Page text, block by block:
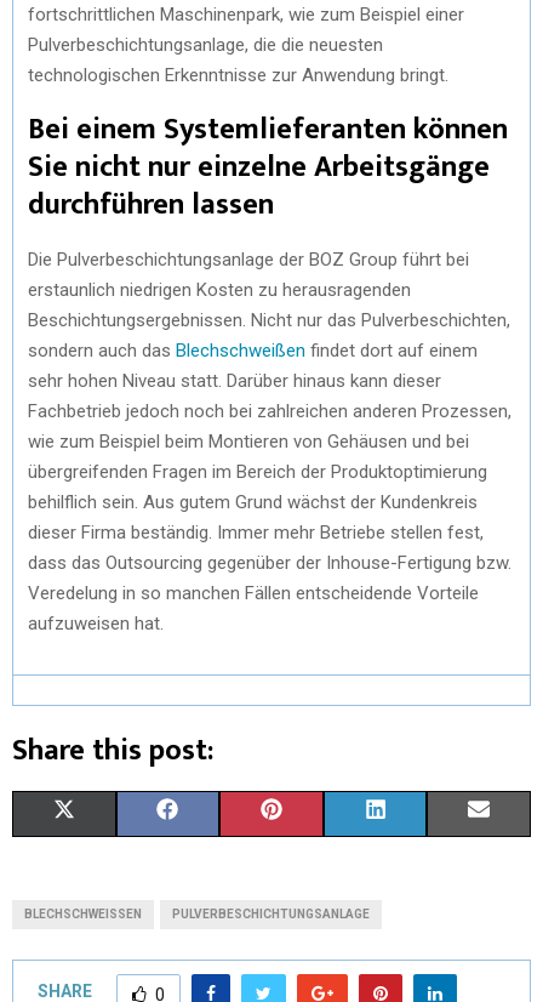
fortschrittlichen Maschinenpark, wie zum Beispiel einer
Pulverbeschichtungsanlage, die die neuesten
technologischen Erkenntnisse zur Anwendung bringt.
Bei einem Systemlieferanten können
Sie nicht nur einzelne Arbeitsgänge
durchführen lassen
Die Pulverbeschichtungsanlage der BOZ Group führt bei
erstaunlich niedrigen Kosten zu herausragenden
Beschichtungsergebnissen. Nicht nur das Pulverbeschichten,
sondern auch das Blechschweißen findet dort auf einem
sehr hohen Niveau statt. Darüber hinaus kann dieser
Fachbetrieb jedoch noch bei zahlreichen anderen Prozessen,
wie zum Beispiel beim Montieren von Gehäusen und bei
übergreifenden Fragen im Bereich der Produktoptimierung
behilflich sein. Aus gutem Grund wächst der Kundenkreis
dieser Firma beständig. Immer mehr Betriebe stellen fest,
dass das Outsourcing gegenüber der Inhouse-Fertigung bzw.
Veredelung in so manchen Fällen entscheidende Vorteile
aufzuweisen hat.
Share this post:
I
BLECHSCHWEISSEN PULVERBESCHICHTUNGSANLAGE
SHARE 0